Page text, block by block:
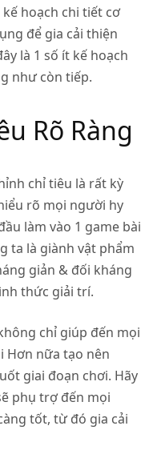
hoạch chi tiết cơ
để gia cải thiện
là 1 số ít kế hoạch
như còn tiếp.
Rõ Ràng
chỉ tiêu là rất kỳ
rõ mọi người hy
làm vào 1 game bài
ta là giành vật phẩm
giản & đối kháng
thức giải trí.
chỉ giúp đến mọi
Hơn nữa tạo nên
giai đoạn chơi. Hãy
phụ trợ đến mọi
tốt, từ đó gia cải